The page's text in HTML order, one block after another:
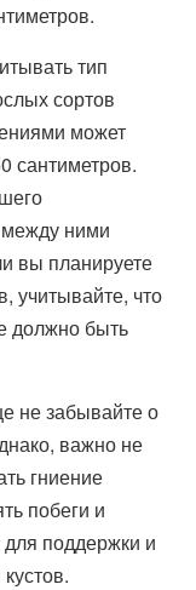
тип
сортов
может
сантиметров.
между ними
вы планируете
учитывайте, что
должно быть
не забывайте о
важно не
гниение
побеги и
поддержки и